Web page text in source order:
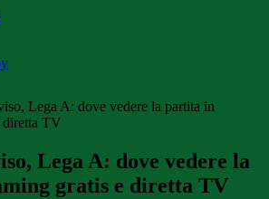
Lega A: dove vedere la partita in
diretta TV
Lega A: dove vedere la
gratis e diretta TV